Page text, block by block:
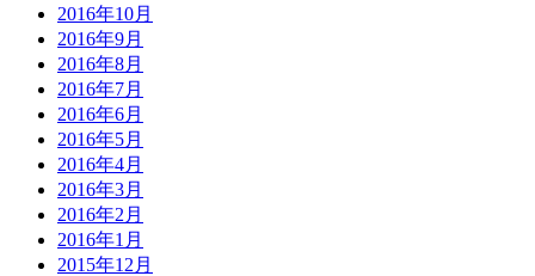
2016年10月
2016年9月
2016年8月
2016年7月
2016年6月
2016年5月
2016年4月
2016年3月
2016年2月
2016年1月
2015年12月